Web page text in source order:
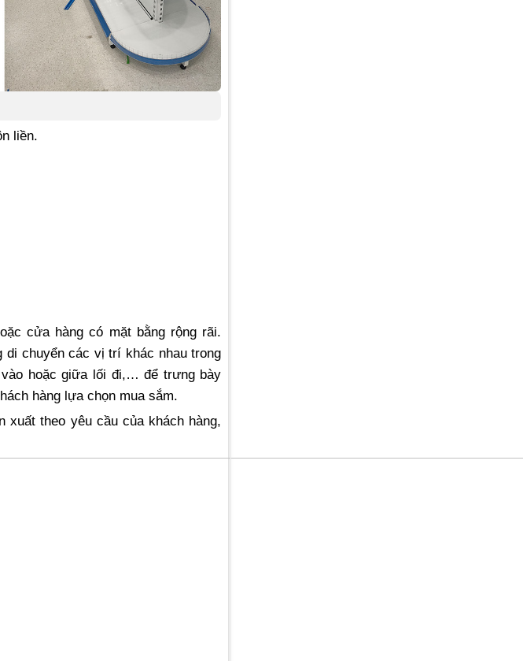
liền.
cửa hàng có mặt bằng rộng rãi.
chuyển các vị trí khác nhau trong
hoặc giữa lối đi,… để trưng bày
hàng lựa chọn mua sắm.
theo yêu cầu của khách hàng,